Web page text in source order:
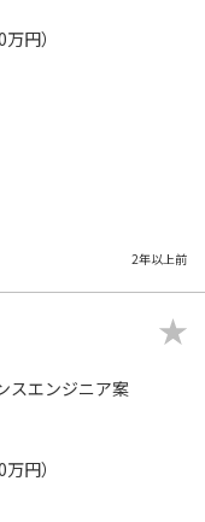
円）
2年以上前
スエンジニア案
円）